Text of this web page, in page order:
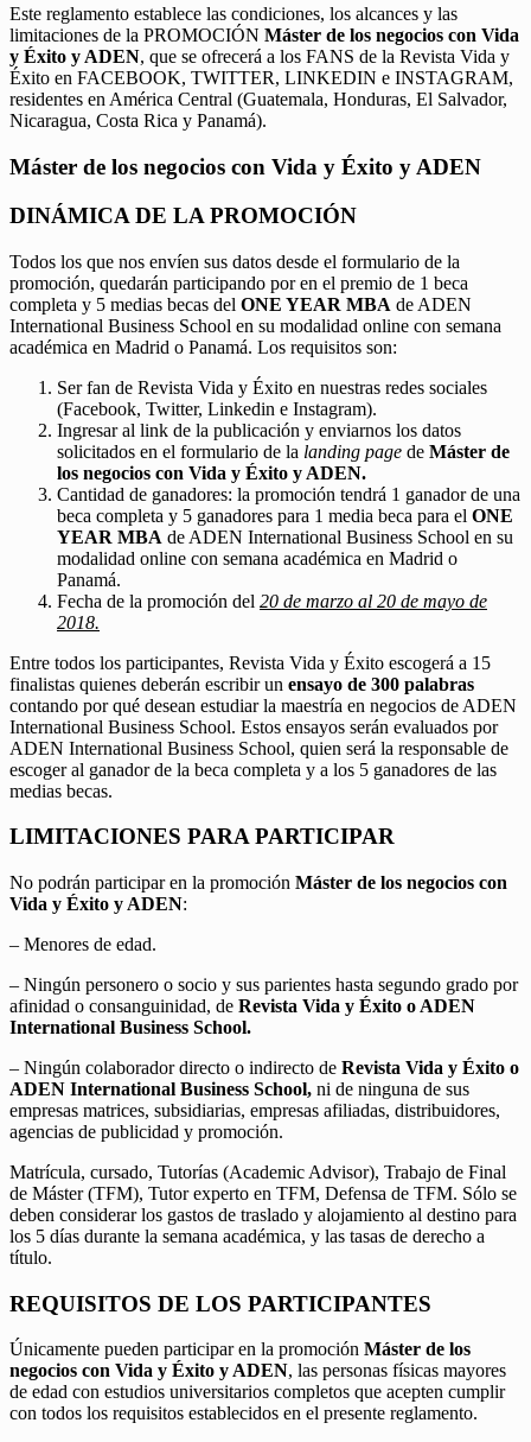
Este reglamento establece las condiciones, los alcances y las
limitaciones de la PROMOCIÓN Máster de los negocios con Vida
y Éxito y ADEN, que se ofrecerá a los FANS de la Revista Vida y
Éxito en FACEBOOK, TWITTER, LINKEDIN e INSTAGRAM,
residentes en América Central (Guatemala, Honduras, El Salvador,
Nicaragua, Costa Rica y Panamá).
Máster de los negocios con Vida y Éxito y ADEN
DINÁMICA DE LA PROMOCIÓN
Todos los que nos envíen sus datos desde el formulario de la
promoción, quedarán participando por en el premio de 1 beca
completa y 5 medias becas del ONE YEAR MBA de ADEN
International Business School en su modalidad online con semana
académica en Madrid o Panamá. Los requisitos son:
Ser fan de Revista Vida y Éxito en nuestras redes sociales
(Facebook, Twitter, Linkedin e Instagram).
Ingresar al link de la publicación y enviarnos los datos
solicitados en el formulario de la landing page de Máster de
los negocios con Vida y Éxito y ADEN.
Cantidad de ganadores: la promoción tendrá 1 ganador de una
beca completa y 5 ganadores para 1 media beca para el ONE
YEAR MBA de ADEN International Business School en su
modalidad online con semana académica en Madrid o
Panamá.
Fecha de la promoción del 20 de marzo al 20 de mayo de
2018.
Entre todos los participantes, Revista Vida y Éxito escogerá a 15
finalistas quienes deberán escribir un ensayo de 300 palabras
contando por qué desean estudiar la maestría en negocios de ADEN
International Business School. Estos ensayos serán evaluados por
ADEN International Business School, quien será la responsable de
escoger al ganador de la beca completa y a los 5 ganadores de las
medias becas.
LIMITACIONES PARA PARTICIPAR
No podrán participar en la promoción Máster de los negocios con
Vida y Éxito y ADEN:
– Menores de edad.
– Ningún personero o socio y sus parientes hasta segundo grado por
afinidad o consanguinidad, de Revista Vida y Éxito o ADEN
International Business School.
– Ningún colaborador directo o indirecto de Revista Vida y Éxito o
ADEN International Business School, ni de ninguna de sus
empresas matrices, subsidiarias, empresas afiliadas, distribuidores,
agencias de publicidad y promoción.
Matrícula, cursado, Tutorías (Academic Advisor), Trabajo de Final
de Máster (TFM), Tutor experto en TFM, Defensa de TFM. Sólo se
deben considerar los gastos de traslado y alojamiento al destino para
los 5 días durante la semana académica, y las tasas de derecho a
título.
REQUISITOS DE LOS PARTICIPANTES
Únicamente pueden participar en la promoción Máster de los
negocios con Vida y Éxito y ADEN, las personas físicas mayores
de edad con estudios universitarios completos que acepten cumplir
con todos los requisitos establecidos en el presente reglamento.